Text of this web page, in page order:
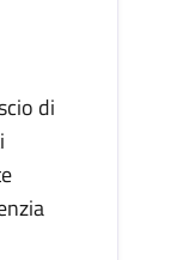
di